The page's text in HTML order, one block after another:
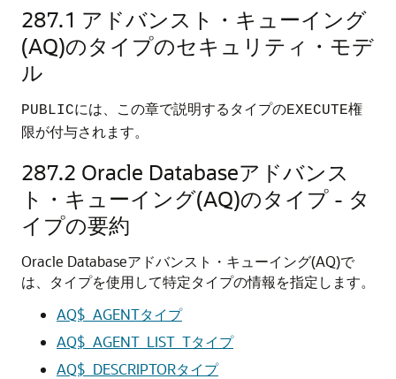
287.1 アドバンスト・キューイング
(AQ)のタイプのセキュリティ・モデ
ル
PUBLICには、この章で説明するタイプのEXECUTE権
限が付与されます。
287.2 Oracle Databaseアドバンス
ト・キューイング(AQ)のタイプ - タ
イプの要約
Oracle Databaseアドバンスト・キューイング(AQ)で
は、タイプを使用して特定タイプの情報を指定します。
AQ$_AGENTタイプ
AQ$_AGENT_LIST_Tタイプ
AQ$_DESCRIPTORタイプ